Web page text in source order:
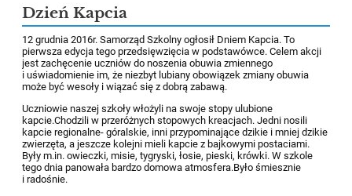
Dzień Kapcia
12 grudnia 2016r. Samorząd Szkolny ogłosił Dniem Kapcia. To
pierwsza edycja tego przedsięwzięcia w podstawówce. Celem akcji
jest zachęcenie uczniów do noszenia obuwia zmiennego
i uświadomienie im, że niezbyt lubiany obowiązek zmiany obuwia
może być wesoły i wiązać się z dobrą zabawą.
Uczniowie naszej szkoły włożyli na swoje stopy ulubione
kapcie.Chodzili w przeróżnych stopowych kreacjach. Jedni nosili
kapcie regionalne- góralskie, inni przypominające dzikie i mniej dzikie
zwierzęta, a jeszcze kolejni mieli kapcie z bajkowymi postaciami.
Były m.in. owieczki, misie, tygryski, łosie, pieski, krówki. W szkole
tego dnia panowała bardzo domowa atmosfera.Było śmiesznie
i radośnie.